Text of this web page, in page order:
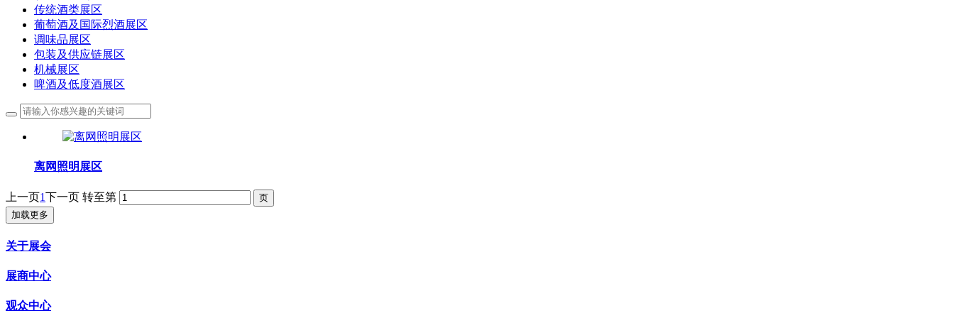
传统酒类展区
葡萄酒及国际烈酒展区
调味品展区
包装及供应链展区
机械展区
啤酒及低度酒展区
离网照明展区
上一页1下一页 转至第
加载更多
关于展会
展商中心
观众中心